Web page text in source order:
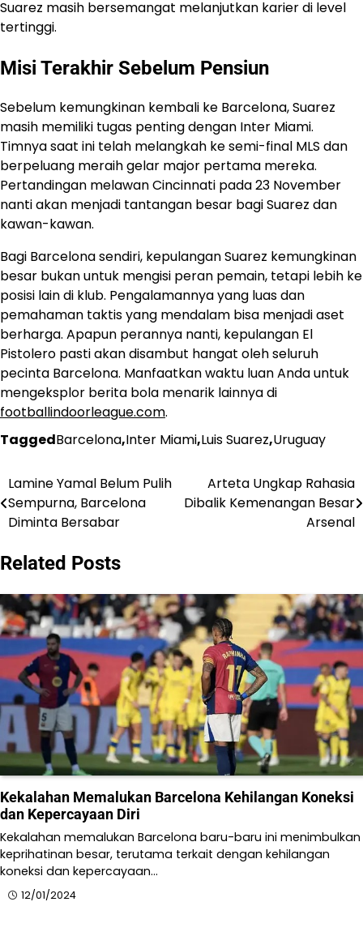
Suarez masih bersemangat melanjutkan karier di level
tertinggi.
Misi Terakhir Sebelum Pensiun
Sebelum kemungkinan kembali ke Barcelona, Suarez
masih memiliki tugas penting dengan Inter Miami.
Timnya saat ini telah melangkah ke semi-final MLS dan
berpeluang meraih gelar major pertama mereka.
Pertandingan melawan Cincinnati pada 23 November
nanti akan menjadi tantangan besar bagi Suarez dan
kawan-kawan.
Bagi Barcelona sendiri, kepulangan Suarez kemungkinan
besar bukan untuk mengisi peran pemain, tetapi lebih ke
posisi lain di klub. Pengalamannya yang luas dan
pemahaman taktis yang mendalam bisa menjadi aset
berharga. Apapun perannya nanti, kepulangan El
Pistolero pasti akan disambut hangat oleh seluruh
pecinta Barcelona. Manfaatkan waktu luan Anda untuk
mengeksplor berita bola menarik lainnya di
footballindoorleague.com.
TaggedBarcelona,Inter Miami,Luis Suarez,Uruguay
Post
navigation
Lamine Yamal Belum Pulih
Sempurna, Barcelona
Diminta Bersabar
Arteta Ungkap Rahasia
Dibalik Kemenangan Besar
Arsenal
Related Posts
Kekalahan Memalukan Barcelona Kehilangan Koneksi
dan Kepercayaan Diri
Kekalahan memalukan Barcelona baru-baru ini menimbulkan
keprihatinan besar, terutama terkait dengan kehilangan
koneksi dan kepercayaan…
12/01/2024